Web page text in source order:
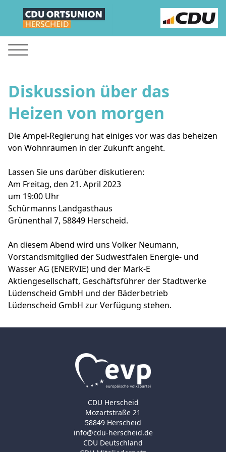
Diskussion über das
Heizen von morgen
Die Ampel-Regierung hat einiges vor was das beheizen
von Wohnräumen in der Zukunft angeht.
Lassen Sie uns darüber diskutieren:
Am Freitag, den 21. April 2023
um 19:00 Uhr
Schürmanns Landgasthaus
Grünenthal 7, 58849 Herscheid.
An diesem Abend wird uns Volker Neumann,
Vorstandsmitglied der Südwestfalen Energie- und
Wasser AG (ENERVIE) und der Mark-E
Aktiengesellschaft, Geschäftsführer der Stadtwerke
Lüdenscheid GmbH und der Bäderbetrieb
Lüdenscheid GmbH zur Verfügung stehen.
CDU Herscheid
Mozartstraße 21
58849 Herscheid
info@cdu-herscheid.de
CDU Deutschland